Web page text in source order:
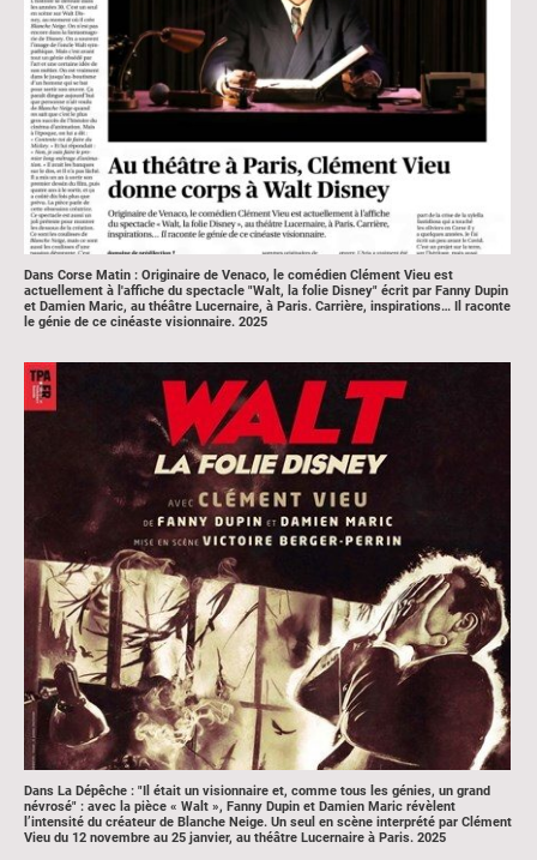
Dans Corse Matin : Originaire de Venaco, le comédien Clément Vieu est
actuellement à l'affiche du spectacle "Walt, la folie Disney" écrit par Fanny Dupin
et Damien Maric, au théâtre Lucernaire, à Paris. Carrière, inspirations… Il raconte
le génie de ce cinéaste visionnaire. 2025
Dans La Dépêche : "Il était un visionnaire et, comme tous les génies, un grand
névrosé" : avec la pièce « Walt », Fanny Dupin et Damien Maric révèlent
l’intensité du créateur de Blanche Neige. Un seul en scène interprété par Clément
Vieu du 12 novembre au 25 janvier, au théâtre Lucernaire à Paris. 2025